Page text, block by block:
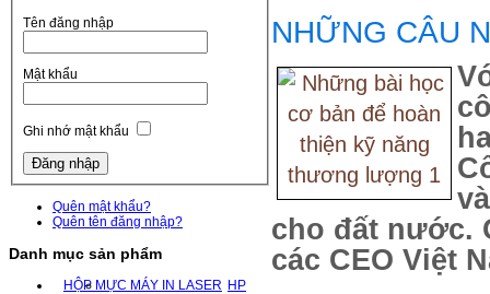
Tên đăng nhập
Mật khẩu
Ghi nhớ mật khẩu
Quên mật khẩu?
Quên tên đăng nhập?
Danh mục sản phẩm
HỘP MỰC MÁY IN LASER HP
NHỮNG CÂU
cho đất nước.
các CEO Việt